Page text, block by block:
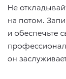
Не
на потом.
и обеспечьте
он